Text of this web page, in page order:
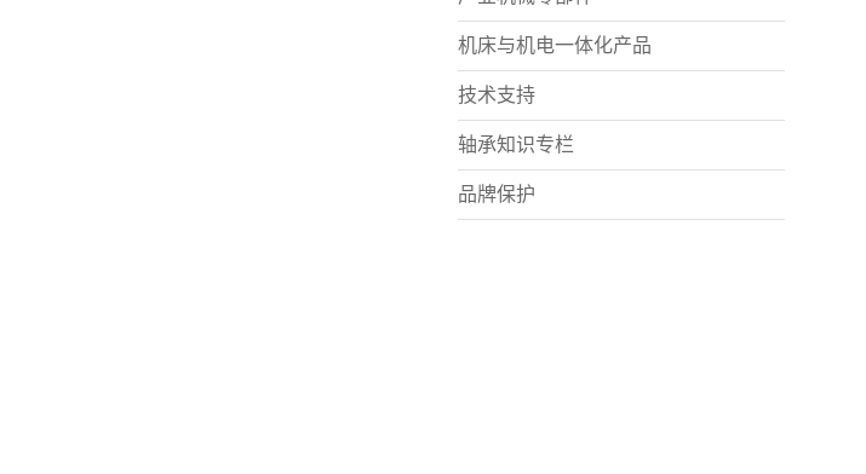
机床与机电一体化产品
技术支持
轴承知识专栏
品牌保护